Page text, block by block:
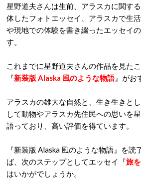
星野道夫さんは生前、アラスカに関す
体したフォトエッセイ、アラスカで生
や現地での体験を書き綴ったエッセイ
す。
これまでに星野道夫さんの作品を見た
『新装版 Alaska 風のような物語』がお
アラスカの雄大な自然と、生き生きと
して動物やアラスカ先住民への思いを
語っており、高い評価を得ています。
『新装版 Alaska 風のような物語』を
ば、次のステップとしてエッセイ『旅
はいかがでしょうか。